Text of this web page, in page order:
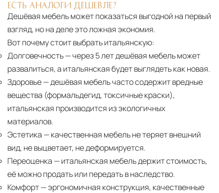
ЕСТЬ АНАЛОГИ ДЕШЕВЛЕ?
Дешёвая мебель может показаться выгодной на первый
взгляд, но на деле это ложная экономия.
Вот почему стоит выбрать итальянскую:
Долговечность— через 5 лет дешёвая мебель может
развалиться, а итальянская будет выглядеть как новая.
Здоровье— дешёвая мебель часто содержит вредные
вещества (формальдегид, токсичные краски),
итальянская производится из экологичных
материалов.
Эстетика — качественная мебель не теряет внешний
вид, не выцветает, не деформируется.
Переоценка — итальянская мебель держит стоимость,
её можно продать или передать в наследство.
Комфорт— эргономичная конструкция, качественные